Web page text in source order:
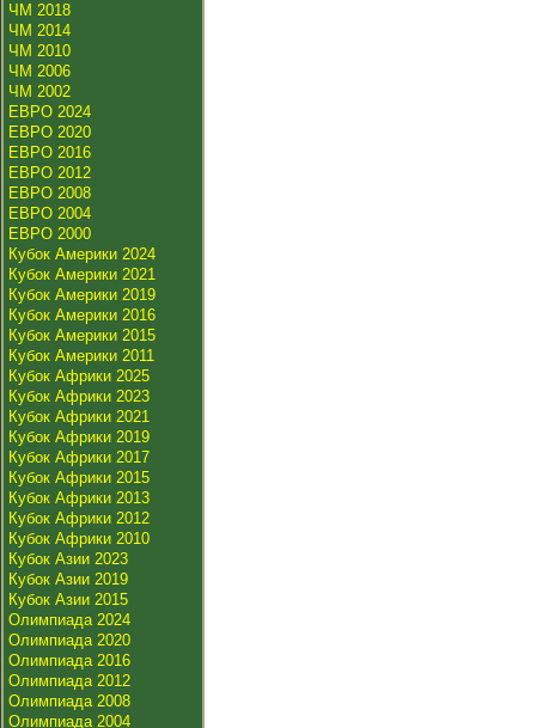
ЧМ 2018
ЧМ 2014
ЧМ 2010
ЧМ 2006
ЧМ 2002
ЕВРО 2024
ЕВРО 2020
ЕВРО 2016
ЕВРО 2012
ЕВРО 2008
ЕВРО 2004
ЕВРО 2000
Кубок Америки 2024
Кубок Америки 2021
Кубок Америки 2019
Кубок Америки 2016
Кубок Америки 2015
Кубок Америки 2011
Кубок Африки 2025
Кубок Африки 2023
Кубок Африки 2021
Кубок Африки 2019
Кубок Африки 2017
Кубок Африки 2015
Кубок Африки 2013
Кубок Африки 2012
Кубок Африки 2010
Кубок Азии 2023
Кубок Азии 2019
Кубок Азии 2015
Олимпиада 2024
Олимпиада 2020
Олимпиада 2016
Олимпиада 2012
Олимпиада 2008
Олимпиада 2004